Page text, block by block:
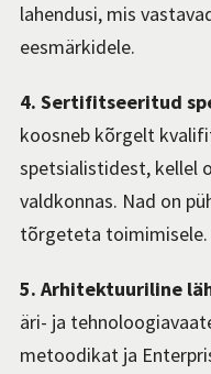
lahendusi, mis
eesmärkidele.
4. Sertifitseeritud
koosneb kõrgelt
spetsialistidest, kellel
valdkonnas. Nad on
tõrgeteta toimimisele.
5. Arhitektuuriline
äri- ja
metoodikat ja